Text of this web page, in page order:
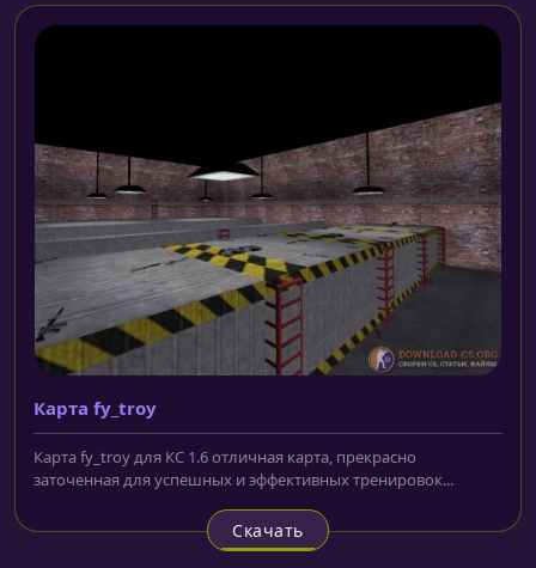
Карта fy_troy
Карта fy_troy для КС 1.6 отличная карта, прекрасно
заточенная для успешных и эффективных тренировок...
Скачать